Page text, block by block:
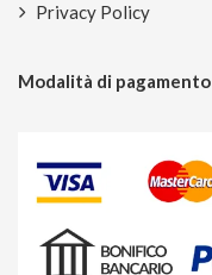
Privacy Policy
Modalità di pagamento